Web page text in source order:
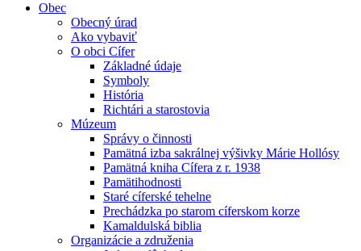
Obec
Obecný úrad
Ako vybaviť
O obci Cífer
Základné údaje
Symboly
História
Richtári a starostovia
Múzeum
Správy o činnosti
Pamätná izba sakrálnej výšivky Márie Hollósy
Pamätná kniha Cífera z r. 1938
Pamätihodnosti
Staré cíferské tehelne
Prechádzka po starom cíferskom korze
Kamaldulská biblia
Organizácie a združenia